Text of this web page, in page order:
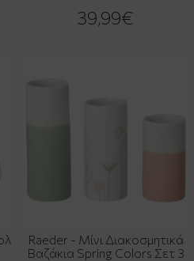
39,99€
Raeder - Μίνι Διακοσμητικά
Βαζάκια Spring Colors Σετ 3